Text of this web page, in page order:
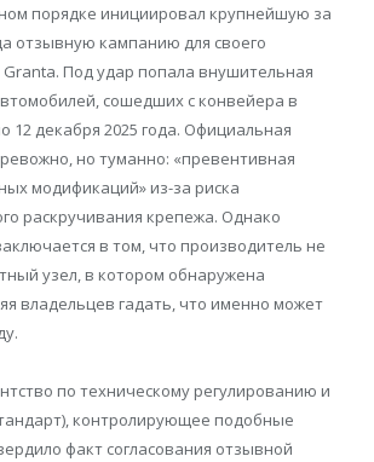
порядке инициировал крупнейшую за
отзывную кампанию для своего
Granta. Под удар попала внушительная
сошедших с конвейера в
12 декабря 2025 года. Официальная
но туманно: «превентивная
модификаций» из-за риска
раскручивания крепежа. Однако
в том, что производитель не
узел, в котором обнаружена
владельцев гадать, что именно может
по техническому регулированию и
контролирующее подобные
факт согласования отзывной